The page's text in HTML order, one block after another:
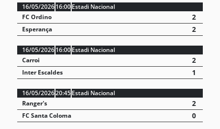
16/05/202616:00Estadi Nacional
FC Ordino
2
Esperança 2
16/05/202616:00Estadi Nacional
Carroi
2
Inter Escaldes 1
16/05/202620:45Estadi Nacional
Ranger's
2
FC Santa Coloma 0